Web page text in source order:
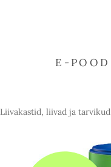
E-POOD
Liivakastid, liivad ja tarvikud